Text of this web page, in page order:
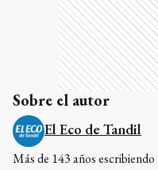
Sobre el autor
El Eco de Tandil
Más de 143 años